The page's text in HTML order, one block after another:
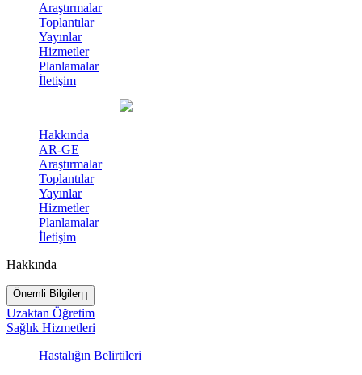
Araştırmalar
Toplantılar
Yayınlar
Hizmetler
Planlamalar
İletişim
Hakkında
AR-GE
Araştırmalar
Toplantılar
Yayınlar
Hizmetler
Planlamalar
İletişim
Hakkında
Önemli Bilgiler
Uzaktan Öğretim
Sağlık Hizmetleri
Hastalığın Belirtileri